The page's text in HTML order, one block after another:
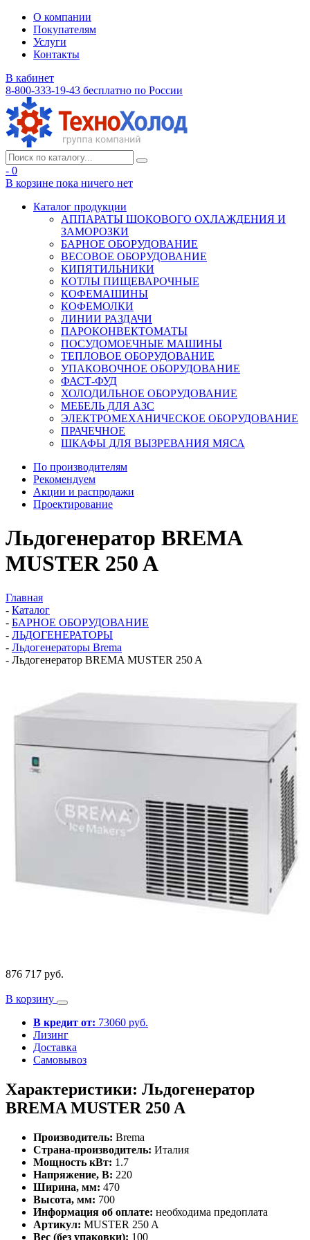
О компании
Покупателям
Услуги
Контакты
В кабинет
8-800-333-19-43 бесплатно по России
- 0
В корзине пока ничего нет
Каталог продукции
АППАРАТЫ ШОКОВОГО ОХЛАЖДЕНИЯ И
ЗАМОРОЗКИ
БАРНОЕ ОБОРУДОВАНИЕ
ВЕСОВОЕ ОБОРУДОВАНИЕ
КИПЯТИЛЬНИКИ
КОТЛЫ ПИЩЕВАРОЧНЫЕ
КОФЕМАШИНЫ
КОФЕМОЛКИ
ЛИНИИ РАЗДАЧИ
ПАРОКОНВЕКТОМАТЫ
ПОСУДОМОЕЧНЫЕ МАШИНЫ
ТЕПЛОВОЕ ОБОРУДОВАНИЕ
УПАКОВОЧНОЕ ОБОРУДОВАНИЕ
ФАСТ-ФУД
ХОЛОДИЛЬНОЕ ОБОРУДОВАНИЕ
МЕБЕЛЬ ДЛЯ АЗС
ЭЛЕКТРОМЕХАНИЧЕСКОЕ ОБОРУДОВАНИЕ
ПРАЧЕЧНОЕ
ШКАФЫ ДЛЯ ВЫЗРЕВАНИЯ МЯСА
По производителям
Рекомендуем
Акции и распродажи
Проектирование
Льдогенератор BREMA
MUSTER 250 A
Главная
- Каталог
- БАРНОЕ ОБОРУДОВАНИЕ
- ЛЬДОГЕНЕРАТОРЫ
- Льдогенераторы Brema
- Льдогенератор BREMA MUSTER 250 A
876 717 руб.
В корзину
В кредит от: 73060 руб.
Лизинг
Доставка
Самовывоз
Характеристики: Льдогенератор
BREMA MUSTER 250 A
Производитель: Brema
Страна-производитель: Италия
Мощность кВт: 1.7
Напряжение, В: 220
Ширина, мм: 470
Высота, мм: 700
Информация об оплате: необходима предоплата
Артикул: MUSTER 250 A
Вес (без упаковки): 100